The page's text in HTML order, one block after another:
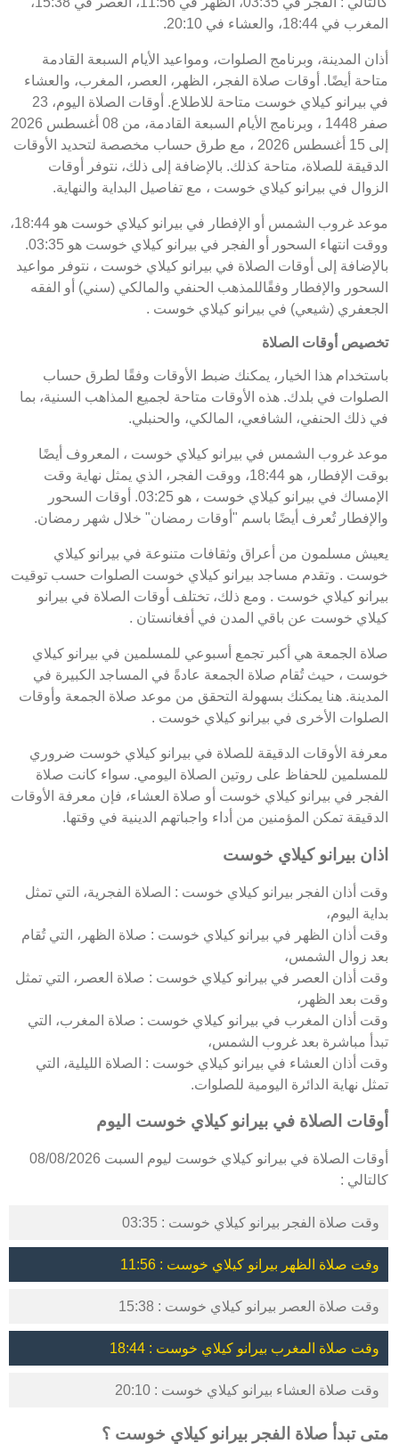
المغرب في 18:44، والعشاء في 20:10.
أذان المدينة، وبرنامج الصلوات، ومواعيد الأيام السبعة القادمة
متاحة أيضًا. أوقات صلاة الفجر، الظهر، العصر، المغرب، والعشاء
في بيرانو كيلاي خوست متاحة للاطلاع. أوقات الصلاة اليوم، 23
صفر 1448 ، وبرنامج الأيام السبعة القادمة، من 08 أغسطس 2026
إلى 15 أغسطس 2026 ، مع طرق حساب مخصصة لتحديد الأوقات
الدقيقة للصلاة، متاحة كذلك. بالإضافة إلى ذلك، نتوفر أوقات
الزوال في بيرانو كيلاي خوست ، مع تفاصيل البداية والنهاية.
موعد غروب الشمس أو الإفطار في بيرانو كيلاي خوست هو 18:44،
ووقت انتهاء السحور أو الفجر في بيرانو كيلاي خوست هو 03:35.
بالإضافة إلى أوقات الصلاة في بيرانو كيلاي خوست ، نتوفر مواعيد
السحور والإفطار وفقًاللمذهب الحنفي والمالكي (سني) أو الفقه
الجعفري (شيعي) في بيرانو كيلاي خوست .
تخصيص أوقات الصلاة
باستخدام هذا الخيار، يمكنك ضبط الأوقات وفقًا لطرق حساب
الصلوات في بلدك. هذه الأوقات متاحة لجميع المذاهب السنية، بما
في ذلك الحنفي، الشافعي، المالكي، والحنبلي.
موعد غروب الشمس في بيرانو كيلاي خوست ، المعروف أيضًا
بوقت الإفطار، هو 18:44، ووقت الفجر، الذي يمثل نهاية وقت
الإمساك في بيرانو كيلاي خوست ، هو 03:25. أوقات السحور
والإفطار تُعرف أيضًا باسم "أوقات رمضان" خلال شهر رمضان.
يعيش مسلمون من أعراق وثقافات متنوعة في بيرانو كيلاي
خوست . وتقدم مساجد بيرانو كيلاي خوست الصلوات حسب توقيت
بيرانو كيلاي خوست . ومع ذلك، تختلف أوقات الصلاة في بيرانو
كيلاي خوست عن باقي المدن في أفغانستان .
صلاة الجمعة هي أكبر تجمع أسبوعي للمسلمين في بيرانو كيلاي
خوست ، حيث تُقام صلاة الجمعة عادةً في المساجد الكبيرة في
المدينة. هنا يمكنك بسهولة التحقق من موعد صلاة الجمعة وأوقات
الصلوات الأخرى في بيرانو كيلاي خوست .
معرفة الأوقات الدقيقة للصلاة في بيرانو كيلاي خوست ضروري
للمسلمين للحفاظ على روتين الصلاة اليومي. سواء كانت صلاة
الفجر في بيرانو كيلاي خوست أو صلاة العشاء، فإن معرفة الأوقات
الدقيقة تمكن المؤمنين من أداء واجباتهم الدينية في وقتها.
اذان بيرانو كيلاي خوست
وقت أذان الفجر بيرانو كيلاي خوست : الصلاة الفجرية، التي تمثل
بداية اليوم،
وقت أذان الظهر في بيرانو كيلاي خوست : صلاة الظهر، التي تُقام
بعد زوال الشمس،
وقت أذان العصر في بيرانو كيلاي خوست : صلاة العصر، التي تمثل
وقت بعد الظهر،
وقت أذان المغرب في بيرانو كيلاي خوست : صلاة المغرب، التي
تبدأ مباشرة بعد غروب الشمس،
وقت أذان العشاء في بيرانو كيلاي خوست : الصلاة الليلية، التي
تمثل نهاية الدائرة اليومية للصلوات.
أوقات الصلاة في بيرانو كيلاي خوست اليوم
أوقات الصلاة في بيرانو كيلاي خوست ليوم السبت 08/08/2026
كالتالي :
وقت صلاة الفجر بيرانو كيلاي خوست : 03:35
وقت صلاة الظهر بيرانو كيلاي خوست : 11:56
وقت صلاة العصر بيرانو كيلاي خوست : 15:38
وقت صلاة المغرب بيرانو كيلاي خوست : 18:44
وقت صلاة العشاء بيرانو كيلاي خوست : 20:10
متى تبدأ صلاة الفجر بيرانو كيلاي خوست ؟